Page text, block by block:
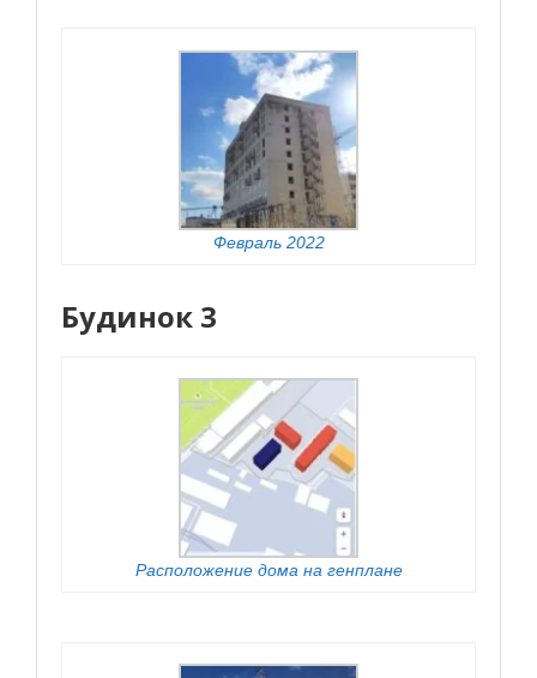
Февраль 2022
Будинок 3
Расположение дома на генплане